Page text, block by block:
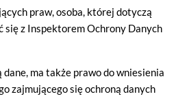
praw, osoba, której dotyczą
się z Inspektorem Ochrony Danych
ma także prawo do wniesienia
zajmującego się ochroną danych